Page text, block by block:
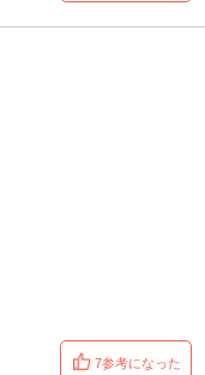
7参考になった